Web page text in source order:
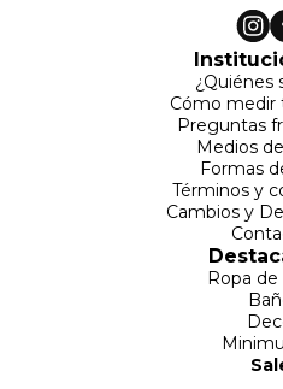
¿Quiénes
Cómo medir
Preguntas
Medios
Formas
Términos y
Cambios y
Ropa de